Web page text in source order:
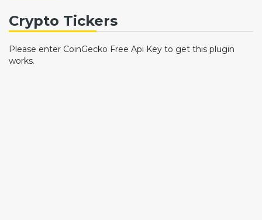
Crypto Tickers
Please enter CoinGecko Free Api Key to get this plugin
works.